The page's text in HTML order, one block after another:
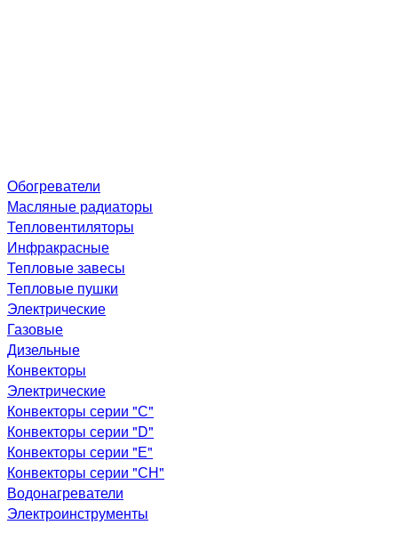
Обогреватели
Масляные радиаторы
Тепловентиляторы
Инфракрасные
Тепловые завесы
Тепловые пушки
Электрические
Газовые
Дизельные
Конвекторы
Электрические
Конвекторы серии "С"
Конвекторы серии "D"
Конвекторы серии "Е"
Конвекторы серии "СН"
Водонагреватели
Электроинструменты